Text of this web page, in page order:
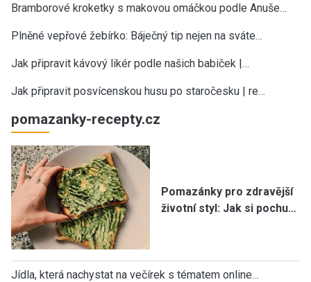
Bramborové kroketky s makovou omáčkou podle Anuše…
Plněné vepřové žebírko: Báječný tip nejen na sváte…
Jak připravit kávový likér podle našich babiček |…
Jak připravit posvícenskou husu po staročesku | re…
pomazanky-recepty.cz
Pomazánky pro zdravější
životní styl: Jak si pochu…
Jídla, která nachystat na večírek s tématem online…